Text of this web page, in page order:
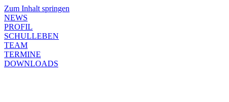
Zum Inhalt springen
NEWS
PROFIL
SCHULLEBEN
TEAM
TERMINE
DOWNLOADS